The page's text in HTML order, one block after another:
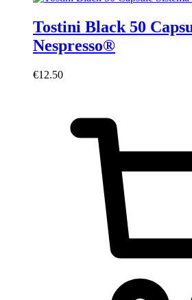
Tostini Black 50
Nespresso®
€12.50